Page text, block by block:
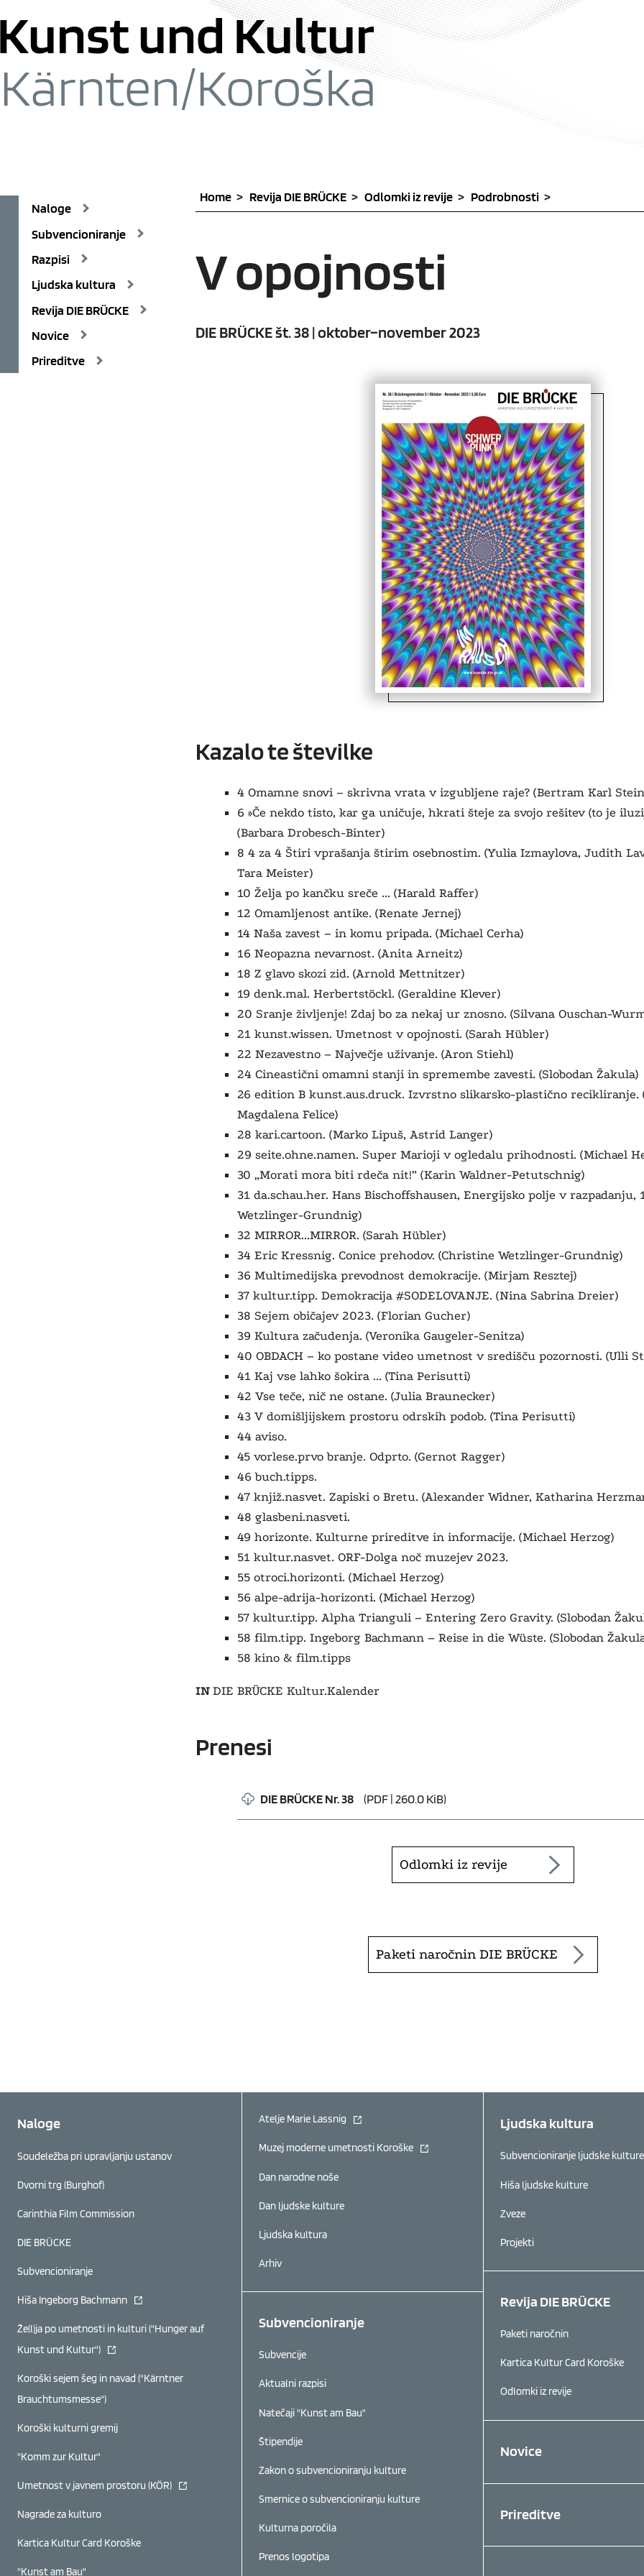
Skoči na glavni meni [2] Pojdi na iskanje [3]
und Kultur
Kärnten/Koroška
Naloge
Subvencioniranje
Razpisi
Ljudska kultura
Revija DIE BRÜCKE
Novice
Prireditve
Home Revija DIE BRÜCKE Odlomki iz revije Podrobnosti
V opojnosti
DIE BRÜCKE št. 38 | oktober–november 2023
Kazalo te številke
4 Omamne snovi – skrivna vrata v izgubljene raje? (Bertram Karl
6 »Če nekdo tisto, kar ga uničuje, hkrati šteje za svojo rešitev (to je
(Barbara Drobesch-Binter)
8 4 za 4 Štiri vprašanja štirim osebnostim. (Yulia Izmaylova, Judith
Tara Meister)
10 Želja po kančku sreče ... (Harald Raffer)
12 Omamljenost antike. (Renate Jernej)
14 Naša zavest – in komu pripada. (Michael Cerha)
16 Neopazna nevarnost. (Anita Arneitz)
18 Z glavo skozi zid. (Arnold Mettnitzer)
19 denk.mal. Herbertstöckl. (Geraldine Klever)
20 Sranje življenje! Zdaj bo za nekaj ur znosno. (Silvana Ouschan-
21 kunst.wissen. Umetnost v opojnosti. (Sarah Hübler)
22 Nezavestno – Največje uživanje. (Aron Stiehl)
24 Cineastični omamni stanji in spremembe zavesti. (Slobodan Žakula)
26 edition B kunst.aus.druck. Izvrstno slikarsko-plastično recikliranje.
Magdalena Felice)
28 kari.cartoon. (Marko Lipuš, Astrid Langer)
29 seite.ohne.namen. Super Marioji v ogledalu prihodnosti. (Michael
30 „Morati mora biti rdeča nit!” (Karin Waldner-Petutschnig)
31 da.schau.her. Hans Bischoffshausen, Energijsko polje v razpadanju,
Wetzlinger-Grundnig)
32 MIRROR...MIRROR. (Sarah Hübler)
34 Eric Kressnig. Conice prehodov. (Christine Wetzlinger-Grundnig)
36 Multimedijska prevodnost demokracije. (Mirjam Resztej)
37 kultur.tipp. Demokracija #SODELOVANJE. (Nina Sabrina Dreier)
38 Sejem običajev 2023. (Florian Gucher)
39 Kultura začudenja. (Veronika Gaugeler-Senitza)
40 OBDACH – ko postane video umetnost v središču pozornosti. (Ulli
41 Kaj vse lahko šokira ... (Tina Perisutti)
42 Vse teče, nič ne ostane. (Julia Braunecker)
43 V domišljijskem prostoru odrskih podob. (Tina Perisutti)
44 aviso.
45 vorlese.prvo branje. Odprto. (Gernot Ragger)
46 buch.tipps.
47 knjiž.nasvet. Zapiski o Bretu. (Alexander Widner, Katharina
48 glasbeni.nasveti.
49 horizonte. Kulturne prireditve in informacije. (Michael Herzog)
51 kultur.nasvet. ORF-Dolga noč muzejev 2023.
55 otroci.horizonti. (Michael Herzog)
56 alpe-adrija-horizonti. (Michael Herzog)
57 kultur.tipp. Alpha Trianguli – Entering Zero Gravity. (Slobodan
58 film.tipp. Ingeborg Bachmann – Reise in die Wüste. (Slobodan
58 kino & film.tipps
INDIE BRÜCKE Kultur.Kalender
Prenesi
DIE BRÜCKE Nr. 38 (PDF | 260.0 KiB)
Odlomki iz revije
Paketi naročnin DIE BRÜCKE
Naloge
Soudeležba pri upravljanju ustanov
Dvorni trg (Burghof)
Carinthia Film Commission
DIE BRÜCKE
Subvencioniranje
Hiša Ingeborg Bachmann (se odpre v novem oknu)
Že(l)ja po umetnosti in kulturi ("Hunger auf
Kunst und Kultur") (se odpre v novem oknu)
Koroški sejem šeg in navad ("Kärntner
Brauchtumsmesse")
Koroški kulturni gremij
"Komm zur Kultur"
Umetnost v javnem prostoru (KÖR) (se odpre v novem oknu)
Nagrade za kulturo
Kartica Kultur Card Koroške
"Kunst am Bau"
Atelje Marie Lassnig (se odpre v novem oknu)
Muzej moderne umetnosti Koroške (se odpre v novem oknu)
Dan narodne noše
Dan ljudske kulture
Ljudska kultura
Arhiv
Subvencioniranje
Subvencije
Aktualni razpisi
Natečaji "Kunst am Bau"
Štipendije
Zakon o subvencioniranju kulture
Smernice o subvencioniranju kulture
Kulturna poročila
Prenos logotipa
Ljudska kultura
Subvencioniranje ljudske kulture
Hiša ljudske kulture
Zveze
Projekti
Revija DIE BRÜCKE
Paketi naročnin
Kartica Kultur Card Koroške
Odlomki iz revije
Novice
Prireditve